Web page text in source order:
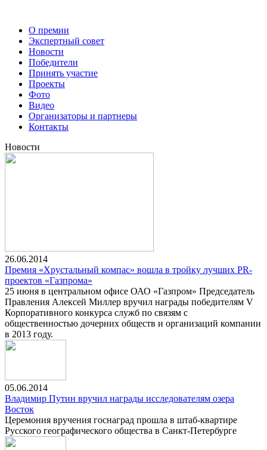
О премии
Экспертный совет
Новости
Победители
Принять участие
Проекты
Фото
Видео
Организаторы и партнеры
Контакты
Новости
26.06.2014
Премия «Хрустальный компас» вошла в тройку лучших PR-
проектов «Газпрома»
25 июня в центральном офисе ОАО «Газпром» Председатель
Правления Алексей Миллер вручил награды победителям V
Корпоративного конкурса служб по связям с
общественностью дочерних обществ и организаций компании
в 2013 году.
05.06.2014
Владимир Путин вручил награды исследователям озера
Восток
Церемония вручения госнаград прошла в штаб-квартире
Русского географического общества в Санкт-Петербурге